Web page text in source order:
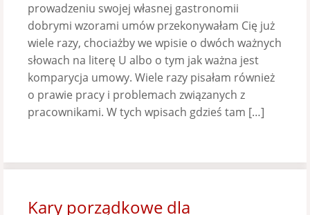
prowadzeniu swojej własnej gastronomii
dobrymi wzorami umów przekonywałam Cię już
wiele razy, chociażby we wpisie o dwóch ważnych
słowach na literę U albo o tym jak ważna jest
komparycja umowy. Wiele razy pisałam również
o prawie pracy i problemach związanych z
pracownikami. W tych wpisach gdzieś tam […]
Kary porządkowe dla